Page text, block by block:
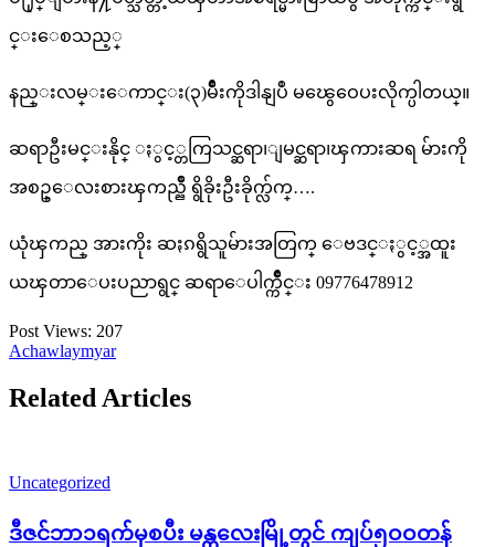
င္းေစသည့္
နည္းလမ္းေကာင္း(၃)မ်ိဳးကိုဒါနျပဳ မၽွေဝေပးလိုက္ပါတယ္။
ဆရာဦးမင္းနိုင္ ႏွင့္တကြသင္ဆရာ၊ျမင္ဆရာ၊ၾကားဆရ မ်ားကို
အစဥ္ေလးစားၾကည္ညိဳ ရွိခိုးဦးခိုက္လ်က္….
ယုံၾကည္ အားကိုး ဆႏၵရွိသူမ်ားအတြက္ ေဗဒင္ႏွင့္အထူး
ယၾတာေပးပညာရွင္ ဆရာေပါက္က်ိဳင္း 09776478912
Post Views: 207
Achawlaymyar
Related Articles
Uncategorized
ဒီဇင်ဘာ၁ရက်မှစပီး မန္တလေးမြို့တွင် ကျပ်၅ဝဝတန်